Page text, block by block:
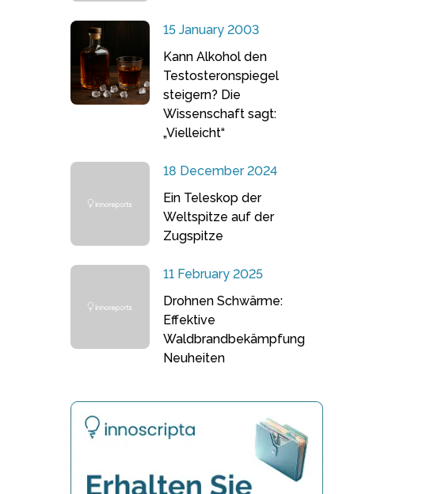
15 January 2003
Kann Alkohol den
Testosteronspiegel
steigern? Die
Wissenschaft sagt:
„Vielleicht“
18 December 2024
Ein Teleskop der
Weltspitze auf der
Zugspitze
11 February 2025
Drohnen Schwärme:
Effektive
Waldbrandbekämpfung
Neuheiten